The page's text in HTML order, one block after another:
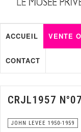
ACCUEIL VENTE
CONTACT
CRJL1957
JOHN LEVEE 1950-1959